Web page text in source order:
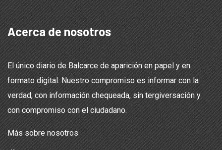
Acerca de nosotros
El único diario de Balcarce de aparición en papel y en
formato digital. Nuestro compromiso es informar con la
verdad, con información chequeada, sin tergiversación y
con compromiso con el ciudadano.
Más sobre nosotros